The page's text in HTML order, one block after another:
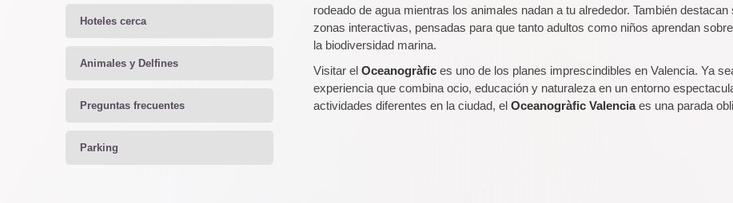
Hoteles cerca
Animales y Delfines
Preguntas frecuentes
Parking
rodeado de agua mientras los animales nadan a tu alrededor. También
zonas interactivas, pensadas para que tanto adultos como niños aprendan
la biodiversidad marina.
Visitar el Oceanogràfic es uno de los planes imprescindibles en Valencia. Ya
experiencia que combina ocio, educación y naturaleza en un entorno
actividades diferentes en la ciudad, el Oceanogràfic Valenciaes una parada